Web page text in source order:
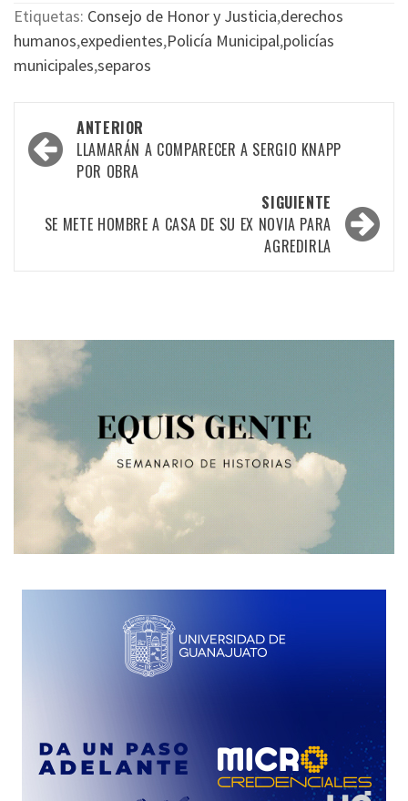
Etiquetas: Consejo de Honor y Justicia,derechos
humanos,expedientes,Policía Municipal,policías
municipales,separos
Navegación
por
entradas
ANTERIOR
LLAMARÁN A COMPARECER A SERGIO KNAPP
POR OBRA
SIGUIENTE
SE METE HOMBRE A CASA DE SU EX NOVIA PARA
AGREDIRLA